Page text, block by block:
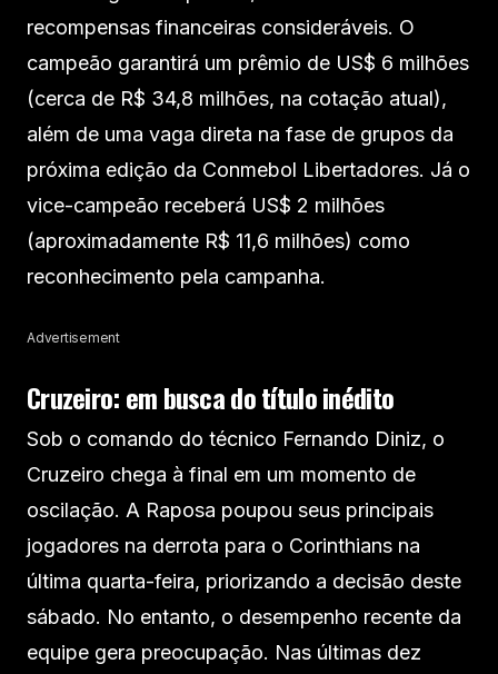
recompensas financeiras consideráveis. O
campeão garantirá um prêmio de US$ 6 milhões
(cerca de R$ 34,8 milhões, na cotação atual),
além de uma vaga direta na fase de grupos da
próxima edição da Conmebol Libertadores. Já o
vice-campeão receberá US$ 2 milhões
(aproximadamente R$ 11,6 milhões) como
reconhecimento pela campanha.
Advertisement
Cruzeiro: em busca do título inédito
Sob o comando do técnico Fernando Diniz, o
Cruzeiro chega à final em um momento de
oscilação. A Raposa poupou seus principais
jogadores na derrota para o Corinthians na
última quarta-feira, priorizando a decisão deste
sábado. No entanto, o desempenho recente da
equipe gera preocupação. Nas últimas dez